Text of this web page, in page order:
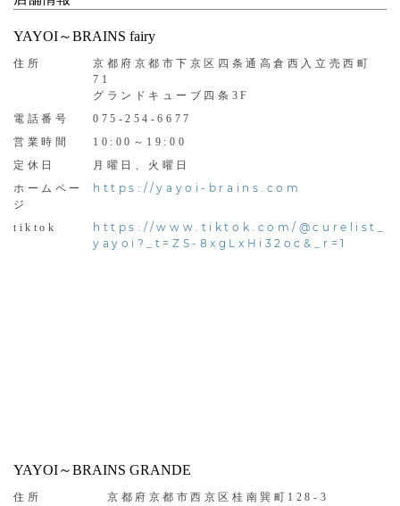
YAYOI～BRAINS fairy
住所
京都府京都市下京区四条通高倉西入立売西町
71
グランドキューブ四条3F
電話番号
075-254-6677
営業時間
10:00～19:00
定休日
月曜日、火曜日
ホームペー
ジ
https://yayoi-brains.com
tiktok
https://www.tiktok.com/@curelist_
yayoi?_t=ZS-8xgLxHi32oc&_r=1
YAYOI～BRAINS GRANDE
住所
京都府京都市西京区桂南巽町128-3